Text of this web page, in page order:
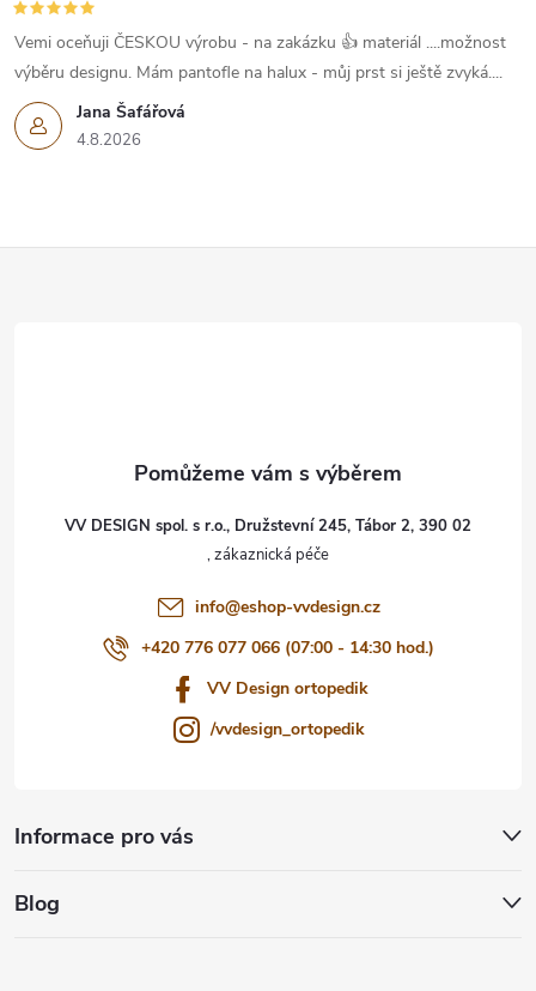
Jana Šafářová
4.8.2026
Vemi oceňuji ČESKOU výrobu - na zakázku 👍 materiál ....možnost
výběru designu. Mám pantofle na halux - můj prst si ještě zvyká....
VV DESIGN spol. s r.o., Družstevní 245, Tábor 2, 390 02
info@eshop-vvdesign.cz
+420 776 077 066 (07:00 - 14:30 hod.)
VV Design ortopedik
/vvdesign_ortopedik
Informace pro vás
Blog